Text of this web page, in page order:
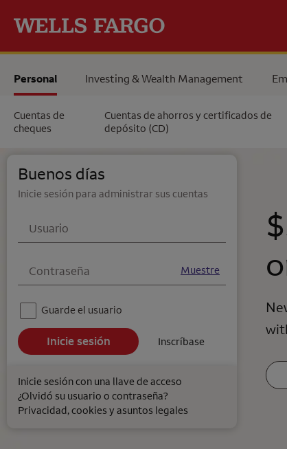
Personal
Cuentas de
cheques
Cuentas de ahorros y certificados de
depósito (CD)
Investing & Wealth Management
Wells Fargo
Buenos días
Inicie sesión para administrar sus cuentas
Usuario
Contraseña Muestre
Guarde el usuario
Inscríbase
Inicie sesión con una llave de acceso
¿Olvidó su usuario o contraseña?
Privacidad, cookies y asuntos legales